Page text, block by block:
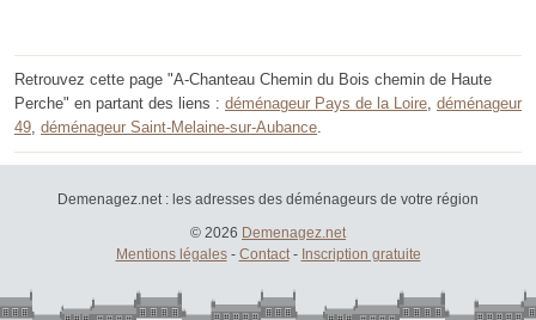
Retrouvez cette page "A-Chanteau Chemin du Bois chemin de Haute
Perche" en partant des liens : déménageur Pays de la Loire, déménageur
49, déménageur Saint-Melaine-sur-Aubance.
Demenagez.net : les adresses des déménageurs de votre région
© 2026 Demenagez.net
Mentions légales- Contact- Inscription gratuite